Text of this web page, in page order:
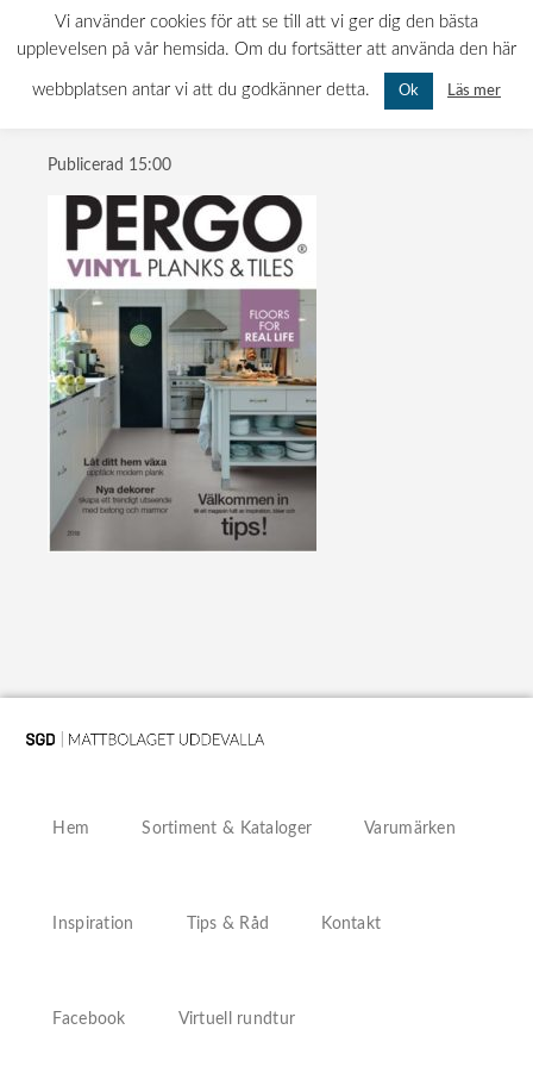
0522-120 11
INFO@MATTBOLAGET.NU
MÅN-FRE: 07.00 - 16.00 LÖR-SÖN: STÄNGT
Pergo vinyl
omslag 2018
Publicerad 15:00
Hem Sortiment & Kataloger Varumärken
Inspiration Tips & Råd Kontakt
Facebook Virtuell rundtur
Vi använder cookies för att se till att vi ger dig den bästa
upplevelsen på vår hemsida. Om du fortsätter att använda den här
webbplatsen antar vi att du godkänner detta. Ok Läs mer